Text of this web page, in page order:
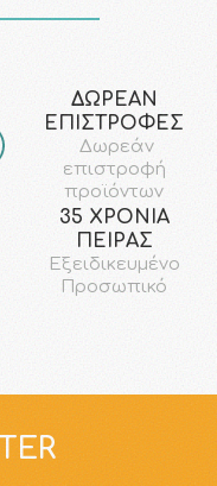
ΔΩΡΕΑΝ
ΕΠΙΣΤΡΟΦΕΣ
Δωρεάν
επιστροφή
προϊόντων
35 ΧΡΟΝΙΑ
ΠΕΙΡΑΣ
Εξειδικευμένο
Προσωπικό